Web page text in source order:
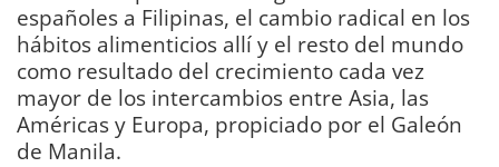
españoles a Filipinas, el cambio radical en los
hábitos alimenticios allí y el resto del mundo
como resultado del crecimiento cada vez
mayor de los intercambios entre Asia, las
Américas y Europa, propiciado por el Galeón
de Manila.